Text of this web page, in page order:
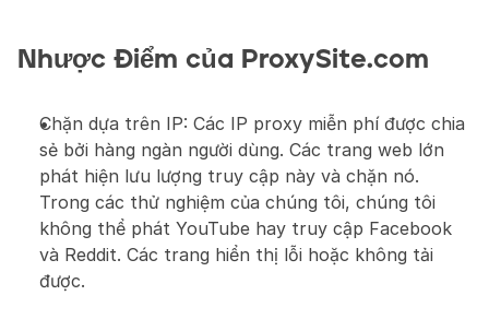
Nhược Điểm của ProxySite.com
Chặn dựa trên IP: Các IP proxy miễn phí được chia
sẻ bởi hàng ngàn người dùng. Các trang web lớn
phát hiện lưu lượng truy cập này và chặn nó.
Trong các thử nghiệm của chúng tôi, chúng tôi
không thể phát YouTube hay truy cập Facebook
và Reddit. Các trang hiển thị lỗi hoặc không tải
được.